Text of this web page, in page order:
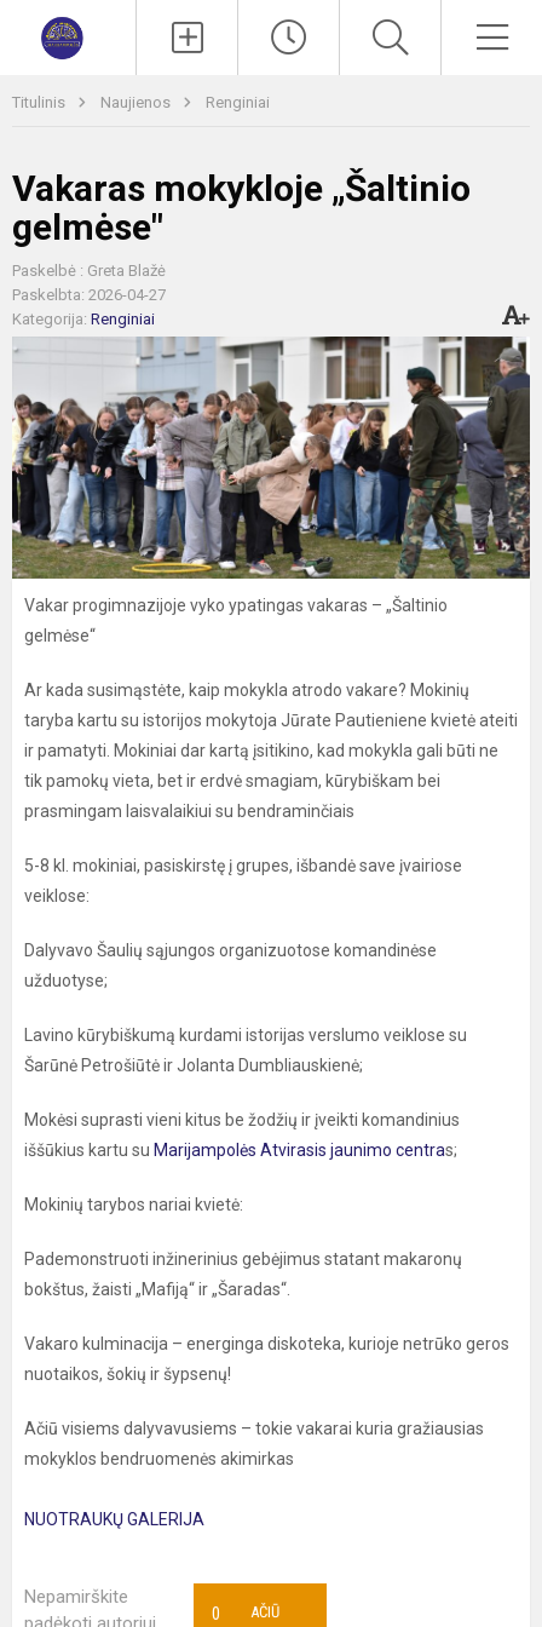
Titulinis Naujienos Renginiai
Vakaras mokykloje „Šaltinio
gelmėse"
Paskelbė : Greta Blažė
Paskelbta: 2026-04-27
Kategorija: Renginiai
Vakar progimnazijoje vyko ypatingas vakaras – „Šaltinio
gelmėse“
Ar kada susimąstėte, kaip mokykla atrodo vakare? Mokinių
taryba kartu su istorijos mokytoja Jūrate Pautieniene kvietė ateiti
ir pamatyti. Mokiniai dar kartą įsitikino, kad mokykla gali būti ne
tik pamokų vieta, bet ir erdvė smagiam, kūrybiškam bei
prasmingam laisvalaikiui su bendraminčiais
5-8 kl. mokiniai, pasiskirstę į grupes, išbandė save įvairiose
veiklose:
Dalyvavo Šaulių sąjungos organizuotose komandinėse
užduotyse;
Lavino kūrybiškumą kurdami istorijas verslumo veiklose su
Šarūnė Petrošiūtė ir Jolanta Dumbliauskienė;
Mokėsi suprasti vieni kitus be žodžių ir įveikti komandinius
iššūkius kartu su Marijampolės Atvirasis jaunimo centras;
Mokinių tarybos nariai kvietė:
Pademonstruoti inžinerinius gebėjimus statant makaronų
bokštus, žaisti „Mafiją“ ir „Šaradas“.
Vakaro kulminacija – energinga diskoteka, kurioje netrūko geros
nuotaikos, šokių ir šypsenų!
Ačiū visiems dalyvavusiems – tokie vakarai kuria gražiausias
mokyklos bendruomenės akimirkas
NUOTRAUKŲ GALERIJA
Nepamirškite
AČIŪ
0